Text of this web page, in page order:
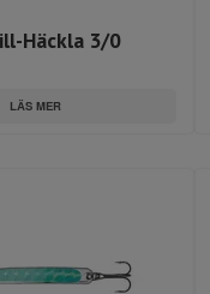
Häckla 3/0
LÄS MER